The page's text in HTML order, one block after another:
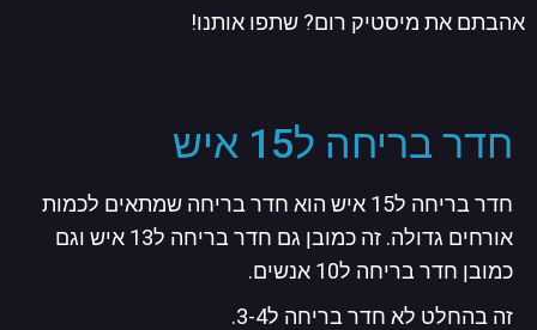
אהבתם את מיסטיק רום? שתפו אותנו!
חדר בריחה ל15 איש
חדר בריחה ל15 איש הוא חדר בריחה שמתאים לכמות
אורחים גדולה. זה כמובן גם חדר בריחה ל13 איש וגם
כמובן חדר בריחה ל10 אנשים.
זה בהחלט לא חדר בריחה ל3-4.